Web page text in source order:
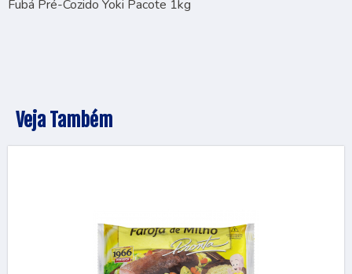
Fubá Pré-Cozido Yoki Pacote 1kg
Veja Também